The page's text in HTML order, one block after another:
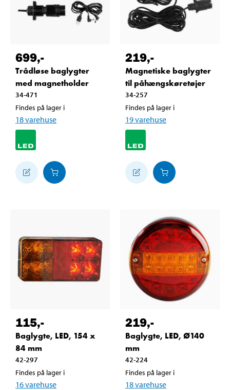
699,-
Trådløse baglygter
med magnetholder
34-471
Findes på lager i
18varehuse
219,-
Magnetiske baglygter
til påhængskøretøjer
34-257
Findes på lager i
19varehuse
115,-
Baglygte, LED, 154 x
84 mm
42-297
Findes på lager i
16varehuse
219,-
Baglygte, LED, Ø140
mm
42-224
Findes på lager i
18varehuse